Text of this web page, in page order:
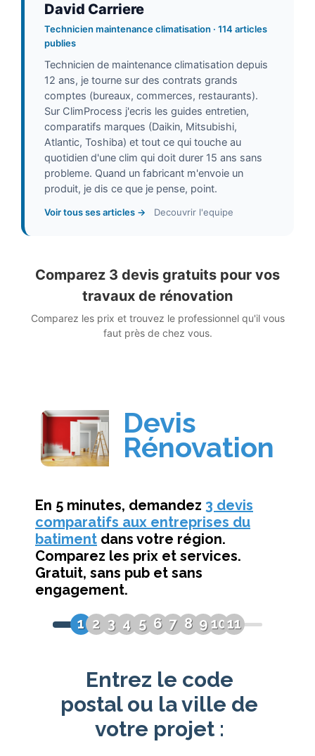
David Carriere
Technicien maintenance climatisation · 114 articles
publies
Technicien de maintenance climatisation depuis
12 ans, je tourne sur des contrats grands
comptes (bureaux, commerces, restaurants).
Sur ClimProcess j'ecris les guides entretien,
comparatifs marques (Daikin, Mitsubishi,
Atlantic, Toshiba) et tout ce qui touche au
quotidien d'une clim qui doit durer 15 ans sans
probleme. Quand un fabricant m'envoie un
produit, je dis ce que je pense, point.
Voir tous ses articles → Decouvrir l'equipe
Comparez 3 devis gratuits pour vos
travaux de rénovation
Comparez les prix et trouvez le professionnel qu'il vous
faut près de chez vous.